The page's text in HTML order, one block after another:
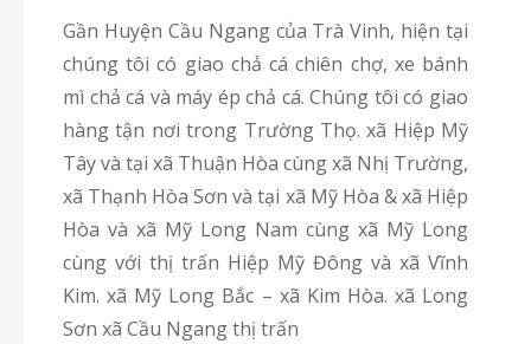
Gần Huyện Cầu Ngang của Trà Vinh, hiện tại
chúng tôi có giao chả cá chiên chợ, xe bánh
mì chả cá và máy ép chả cá. Chúng tôi có giao
hàng tận nơi trong Trường Thọ. xã Hiệp Mỹ
Tây và tại xã Thuận Hòa cùng xã Nhị Trường,
xã Thạnh Hòa Sơn và tại xã Mỹ Hòa & xã Hiệp
Hòa và xã Mỹ Long Nam cùng xã Mỹ Long
cùng với thị trấn Hiệp Mỹ Đông và xã Vĩnh
Kim. xã Mỹ Long Bắc – xã Kim Hòa. xã Long
Sơn xã Cầu Ngang thị trấn